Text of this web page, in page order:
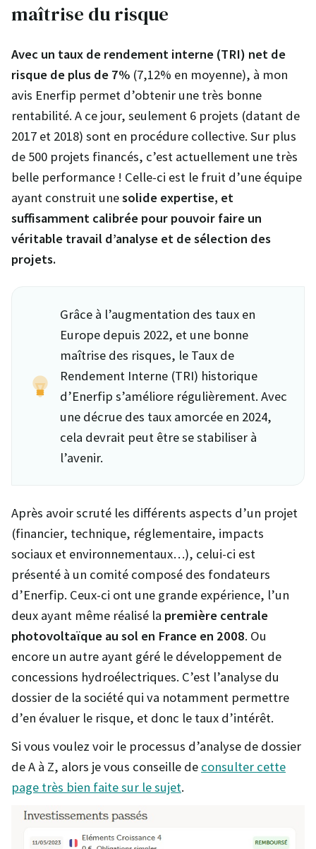
maîtrise du risque
Avec un taux de rendement interne (TRI) net de
risque de plus de 7% (7,12% en moyenne), à mon
avis Enerfip permet d’obtenir une très bonne
rentabilité. A ce jour, seulement 6 projets (datant de
2017 et 2018) sont en procédure collective. Sur plus
de 500 projets financés, c’est actuellement une très
belle performance ! Celle-ci est le fruit d’une équipe
ayant construit unesolide expertise, et
suffisamment calibrée pour pouvoir faire un
véritable travail d’analyse et de sélection des
projets.
Grâce à l’augmentation des taux en
Europe depuis 2022, et une bonne
maîtrise des risques, le Taux de
Rendement Interne (TRI) historique
d’Enerfip s’améliore régulièrement. Avec
une décrue des taux amorcée en 2024,
cela devrait peut être se stabiliser à
l’avenir.
Après avoir scruté les différents aspects d’un projet
(financier, technique, réglementaire, impacts
sociaux et environnementaux…), celui-ci est
présenté à un comité composé des fondateurs
d’Enerfip. Ceux-ci ont une grande expérience, l’un
deux ayant même réalisé la première centrale
photovoltaïque au sol en France en 2008. Ou
encore un autre ayant géré le développement de
concessions hydroélectriques. C’est l’analyse du
dossier de la société qui va notamment permettre
d’en évaluer le risque, et donc le taux d’intérêt.
Si vous voulez voir le processus d’analyse de dossier
de A à Z, alors je vous conseille de consulter cette
page très bien faite sur le sujet.